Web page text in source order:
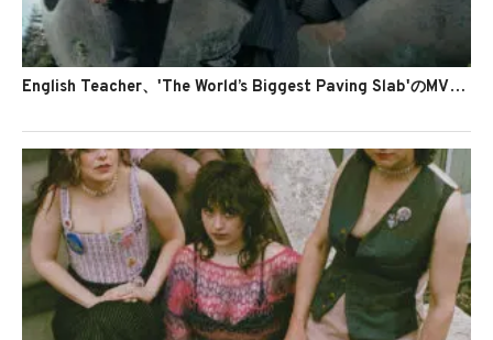
English Teacher、'The World’s Biggest Paving Slab'のMVを公開